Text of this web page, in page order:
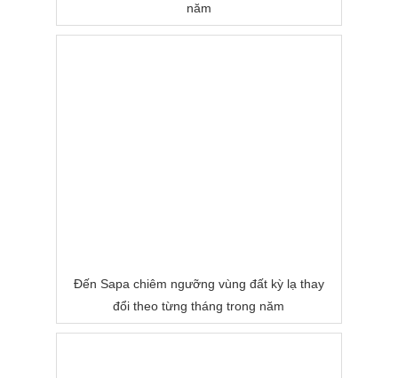
năm
Đến Sapa chiêm ngưỡng vùng đất kỳ lạ thay
đổi theo từng tháng trong năm